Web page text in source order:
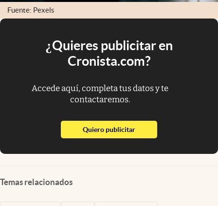
Fuente: Pexels
¿Quieres publicitar en
Cronista.com?
Accede aquí, completa tus datos y te
contactaremos.
Quiero publicitarabre en nueva pestaña
Temas relacionados